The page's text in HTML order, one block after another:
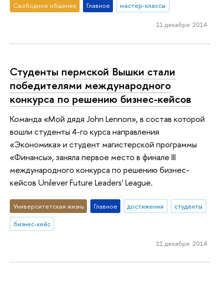
Свободное общение Главное мастер-классы
11 декабря 2014
Студенты пермской Вышки стали
победителями международного
конкурса по решению бизнес-кейсов
Команда «Мой дядя John Lennon», в состав которой
вошли студенты 4-го курса направления
«Экономика» и студент магистерской программы
«Финансы», заняла первое место в финале III
международного конкурса по решению бизнес-
кейсов Unilever Future Leaders' League.
Университетская жизнь Главное достижения
студенты
бизнес-кейс
11 декабря 2014